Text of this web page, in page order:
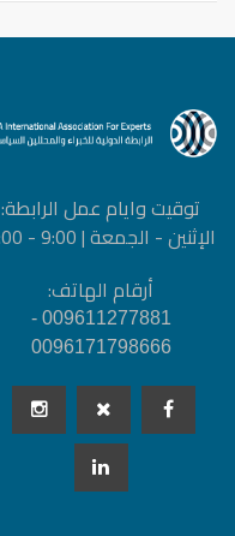
توقيت وايام عمل الرابطة:
الإثنين - الجمعة | 9:00 - 4:00
أرقام الهاتف:
009611277881 -
0096171798666